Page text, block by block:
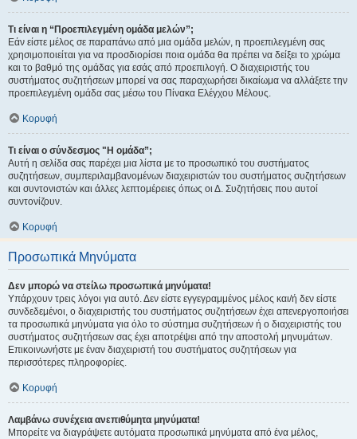
Τι είναι η “Προεπιλεγμένη ομάδα μελών”;
Εάν είστε μέλος σε παραπάνω από μια ομάδα μελών, η προεπιλεγμένη σας
χρησιμοποιείται για να προσδιορίσει ποια ομάδα θα πρέπει να δείξει το χρώμα
και το βαθμό της ομάδας για εσάς από προεπιλογή. Ο διαχειριστής του
συστήματος συζητήσεων μπορεί να σας παραχωρήσει δικαίωμα να αλλάξετε την
προεπιλεγμένη ομάδα σας μέσω του Πίνακα Ελέγχου Μέλους.
Κορυφή
Τι είναι ο σύνδεσμος "Η ομάδα”;
Αυτή η σελίδα σας παρέχει μια λίστα με το προσωπικό του συστήματος
συζητήσεων, συμπεριλαμβανομένων διαχειριστών του συστήματος συζητήσεων
και συντονιστών και άλλες λεπτομέρειες όπως οι Δ. Συζητήσεις που αυτοί
συντονίζουν.
Κορυφή
Προσωπικά Μηνύματα
Δεν μπορώ να στείλω προσωπικά μηνύματα!
Υπάρχουν τρεις λόγοι για αυτό. Δεν είστε εγγεγραμμένος μέλος και/ή δεν είστε
συνδεδεμένοι, ο διαχειριστής του συστήματος συζητήσεων έχει απενεργοποιήσει
τα προσωπικά μηνύματα για όλο το σύστημα συζητήσεων ή ο διαχειριστής του
συστήματος συζητήσεων σας έχει αποτρέψει από την αποστολή μηνυμάτων.
Επικοινωνήστε με έναν διαχειριστή του συστήματος συζητήσεων για
περισσότερες πληροφορίες.
Κορυφή
Λαμβάνω συνέχεια ανεπιθύμητα μηνύματα!
Μπορείτε να διαγράψετε αυτόματα προσωπικά μηνύματα από ένα μέλος,